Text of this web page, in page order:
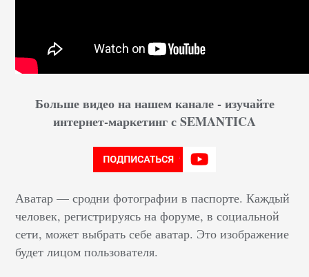
Больше видео на нашем канале - изучайте
интернет-маркетинг с SEMANTICA
Аватар — сродни фотографии в паспорте. Каждый
человек, регистрируясь на форуме, в социальной
сети, может выбрать себе аватар. Это изображение
будет лицом пользователя.